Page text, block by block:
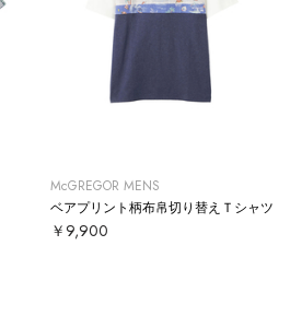
McGREGOR MENS
ベアプリント柄布帛切り替えＴシャツ
￥9,900